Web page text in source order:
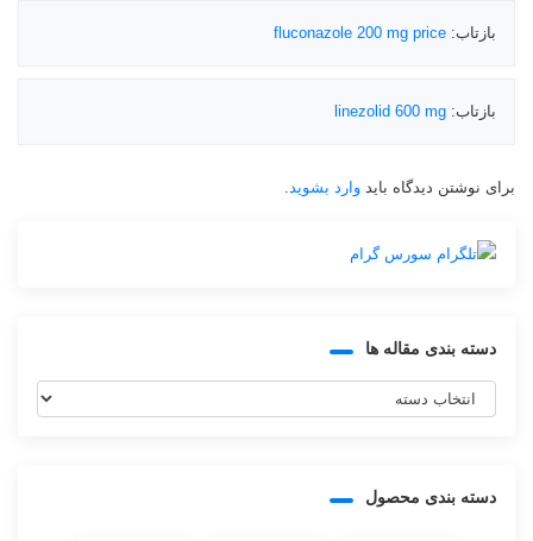
بازتاب: fluconazole 200 mg price
بازتاب: linezolid 600 mg
برای نوشتن دیدگاه باید وارد بشوید
دسته بندی مقاله ها
دسته
بندی
دسته بندی محصول